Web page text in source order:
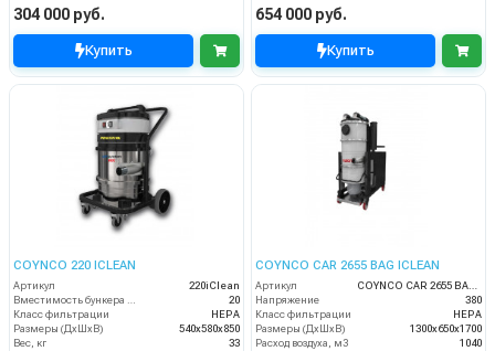
304 000 руб.
Купить
654 000 руб.
Купить
COYNCO 220 ICLEAN
Артикул
220iClean
Вместимость бункера (л)
20
Класс фильтрации
HEPA
Размеры (ДхШхВ)
540х580х850
Вес, кг
33
COYNCO CAR 2655 BAG ICLEAN
Артикул
COYNCO CAR 2655 BAG ICLEAN
Напряжение
380
Класс фильтрации
HEPA
Размеры (ДхШхВ)
1300х650х1700
Расход воздуха, м3
1040